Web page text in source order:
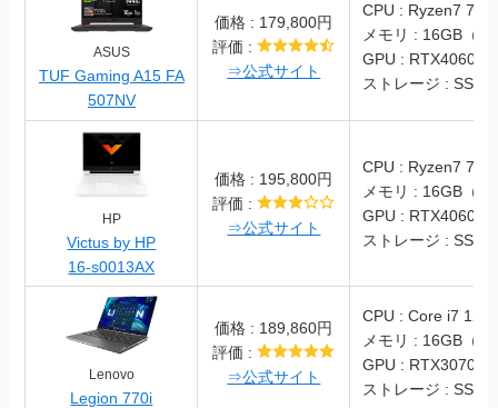
ASUS
TUF Gaming A15 FA
507NV
価格 : 179,800円
評価 :
⇒公式サイト
CPU : Ryzen7
メモリ : 16GB（
GPU : RTX4060
ストレージ : SSD
HP
Victus by HP
16-s0013AX
価格 : 195,800円
評価 :
⇒公式サイト
CPU : Ryzen7
メモリ : 16GB（
GPU : RTX4060
ストレージ : SSD
Lenovo
Legion 770i
価格 : 189,860円
評価 :
⇒公式サイト
CPU : Core i7
メモリ : 16GB（
GPU : RTX3070Ti
ストレージ : SSD